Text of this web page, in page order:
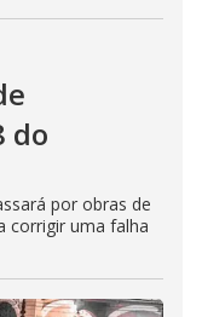
do
por obras de
corrigir uma falha